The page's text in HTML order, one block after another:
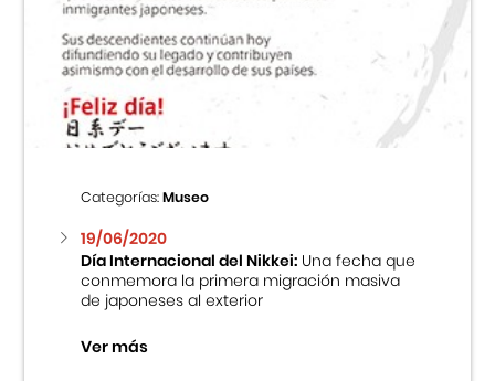
Categorías:Museo
19/06/2020
Día Internacional del Nikkei:Una fecha que
conmemora la primera migración masiva
de japoneses al exterior
Ver más